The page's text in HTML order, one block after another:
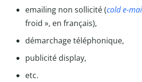
emailing non sollicité (cold e-
froid », en français),
démarchage téléphonique,
publicité display,
etc.